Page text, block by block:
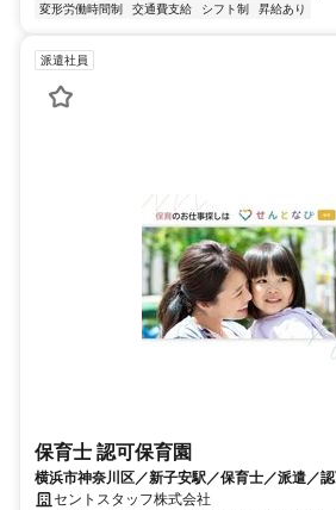
変形労働時間制 交通費支給 シフト制 昇給あり
派遣社員
保育士 認可保育園
横浜市神奈川区／新子安駅／保育士／派遣／
5日／フルタイム勤務／駅チカ
セントスタッフ株式会社